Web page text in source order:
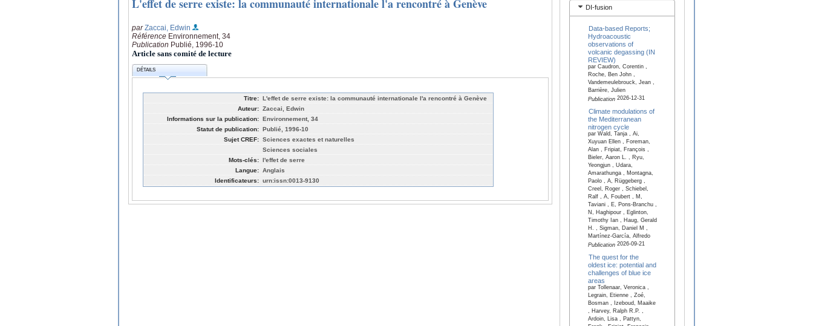
L'effet de serre existe: la communauté internationale l'a rencontré à Genève
parZaccai, Edwin
Référence Environnement, 34
Publication Publié, 1996-10
Article sans comité de lecture
DÉTAILS
Titre: L'effet de serre existe: la communauté internationale l'a rencontré à Genève
Auteur: Zaccai, Edwin
Informations sur la publication: Environnement, 34
Statut de publication: Publié, 1996-10
Sujet CREF: Sciences exactes et naturelles
Sciences sociales
Mots-clés: l'effet de serre
Langue: Anglais
Identificateurs: urn:issn:0013-9130
DI-fusion
Data-based Reports;
Hydroacoustic
observations of
volcanic degassing (IN
REVIEW)
par Caudron, Corentin ,
Roche, Ben John ,
Vandemeulebrouck, Jean ,
Barrière, Julien
Publication2026-12-31
Climate modulations of
the Mediterranean
nitrogen cycle
par Wald, Tanja , Ai,
Xuyuan Ellen , Foreman,
Alan , Fripiat, François ,
Bieler, Aaron L. , Ryu,
Yeongjun , Udara,
Amarathunga , Montagna,
Paolo , A, Rüggeberg ,
Creel, Roger , Schiebel,
Ralf , A, Foubert , M,
Taviani , E, Pons-Branchu ,
N, Haghipour , Eglinton,
Timothy Ian , Haug, Gerald
H. , Sigman, Daniel M ,
Martínez-García, Alfredo
Publication2026-09-21
The quest for the
oldest ice: potential and
challenges of blue ice
areas
par Tollenaar, Veronica ,
Legrain, Etienne , Zoé,
Bosman , Izeboud, Maaike
, Harvey, Ralph R.P. ,
Ardoin, Lisa , Pattyn,